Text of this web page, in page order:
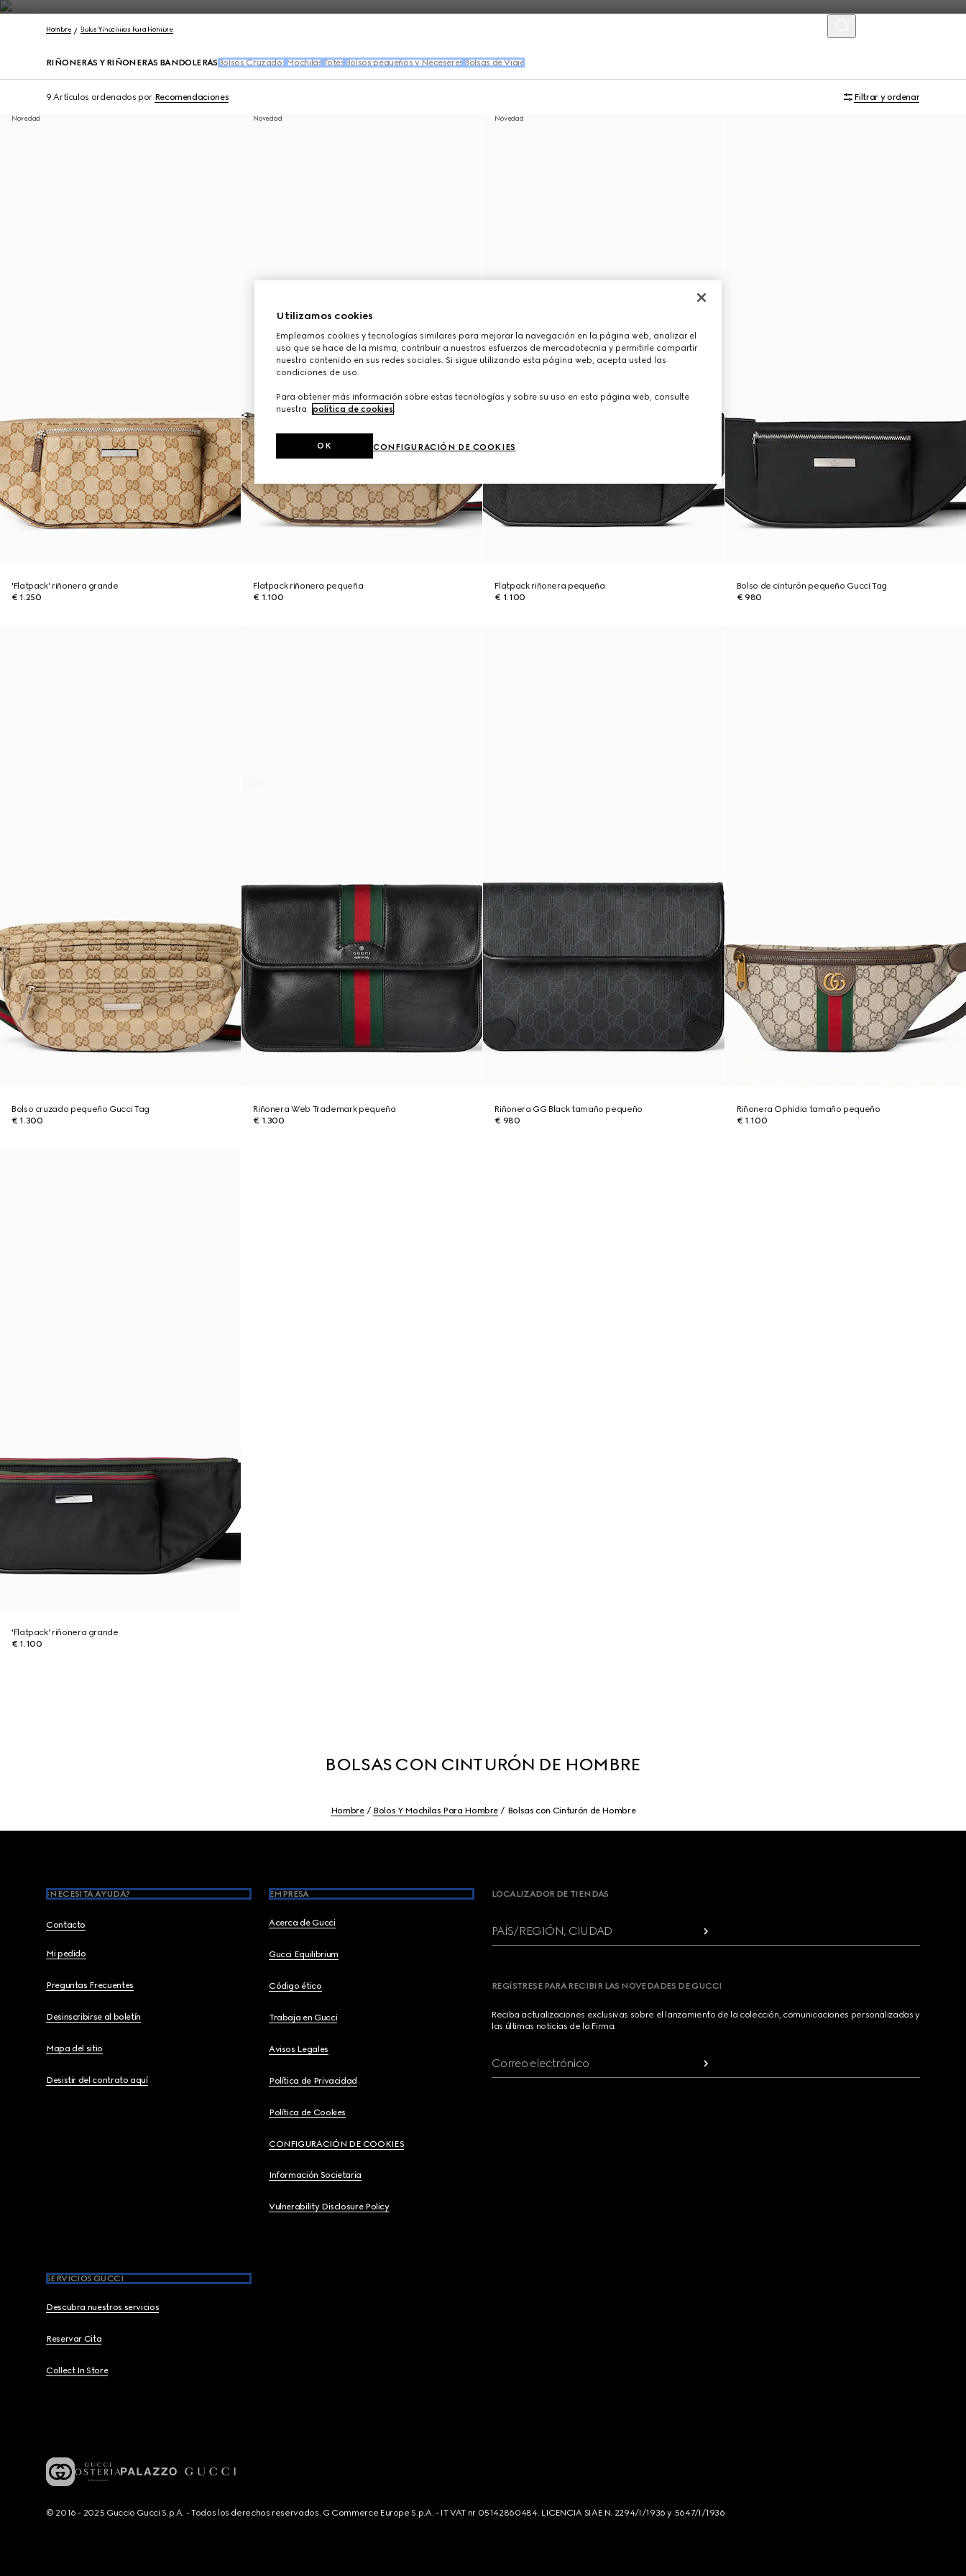
Póngase en contacto con nosotros
Hombre Bolos Y Mochilas Para Hombre
RIÑONERAS Y RIÑONERAS BANDOLERAS Bolsos Cruzados Mochilas Totes Bolsos pequeños y Neceseres Bolsas de Viaje
9 Artículos ordenados por Recomendaciones Filtrar y ordenar
Novedad
'Flatpack' riñonera grande
€ 1.250
Novedad
Flatpack riñonera pequeña
€ 1.100
Novedad
Flatpack riñonera pequeña
€ 1.100
Bolso de cinturón pequeño Gucci Tag
€ 980
Bolso cruzado pequeño Gucci Tag
€ 1.300
Riñonera Web Trademark pequeña
€ 1.300
Riñonera GG Black tamaño pequeño
€ 980
Riñonera Ophidia tamaño pequeño
€ 1.100
'Flatpack' riñonera grande
€ 1.100
BOLSAS CON CINTURÓN DE HOMBRE
Hombre Bolos Y Mochilas Para Hombre Bolsas con Cinturón de Hombre
¿NECESITA AYUDA?
Contacto
Mi pedido
Preguntas Frecuentes
Desinscribirse al boletín
Mapa del sitio
Desistir del contrato aquí
EMPRESA
Acerca de Gucci
Gucci Equilibrium
Código ético
Trabaja en Gucci
Avisos Legales
Política de Privacidad
Política de Cookies
CONFIGURACIÓN DE COOKIES
Información Societaria
Vulnerability Disclosure Policy
SERVICIOS GUCCI
Descubra nuestros servicios
Reservar Cita
Collect In Store
LOCALIZADOR DE TIENDAS
PAÍS/REGIÓN, CIUDAD
REGÍSTRESE PARA RECIBIR LAS NOVEDADES DE GUCCI
Reciba actualizaciones exclusivas sobre el lanzamiento de la colección, comunicaciones personalizadas y
las últimas noticias de la Firma.
Correo electrónico
© 2016 - 2025 Guccio Gucci S.p.A. - Todos los derechos reservados. G Commerce Europe S.p.A. - IT VAT nr 05142860484. LICENCIA SIAE N. 2294/I/1936 y 5647/I/1936
Utilizamos cookies
Empleamos cookies y tecnologías similares para mejorar la navegación en la página web, analizar el
uso que se hace de la misma, contribuir a nuestros esfuerzos de mercadotecnia y permitirle compartir
nuestro contenido en sus redes sociales. Si sigue utilizando esta página web, acepta usted las
condiciones de uso.
Para obtener más información sobre estas tecnologías y sobre su uso en esta página web, consulte
nuestra
política de cookies
CONFIGURACIÓN DE COOKIES
OK